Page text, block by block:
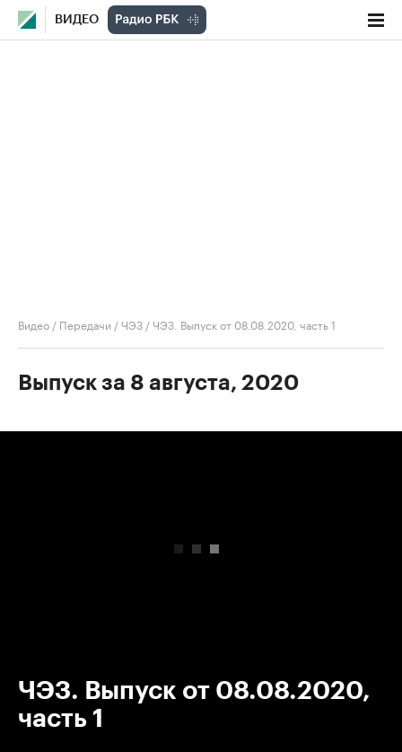
ВИДЕО
Видео / Передачи /ЧЭЗ /ЧЭЗ. Выпуск от 08.08.2020, часть 1
Выпуск за 8 августа, 2020
ЧЭЗ. Выпуск от 08.08.2020,
часть 1